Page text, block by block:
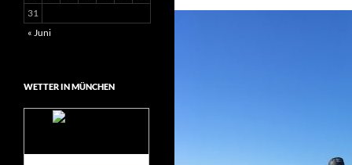
31
« Juni
WETTER IN MÜNCHEN